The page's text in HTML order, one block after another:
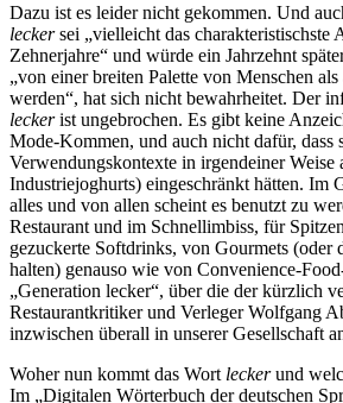
Dazu ist es leider nicht gekommen. Und
leckersei „vielleicht das charakteristischste
Zehnerjahre“ und würde ein Jahrzehnt
„von einer breiten Palette von Menschen
werden“, hat sich nicht bewahrheitet. Der
leckerist ungebrochen. Es gibt keine
Mode-Kommen, und auch nicht dafür, dass
Verwendungskontexte in irgendeiner Weise
Industriejoghurts) eingeschränkt hätten. Im
alles und von allen scheint es benutzt zu
Restaurant und im Schnellimbiss, für
gezuckerte Softdrinks, von Gourmets (oder
halten) genauso wie von Convenience-
„Generation lecker“, über die der kürzlich
Restaurantkritiker und Verleger Wolfgang
inzwischen überall in unserer Gesellschaft
Woher nun kommt das Wort leckerund
Im „Digitalen Wörterbuch der deutschen